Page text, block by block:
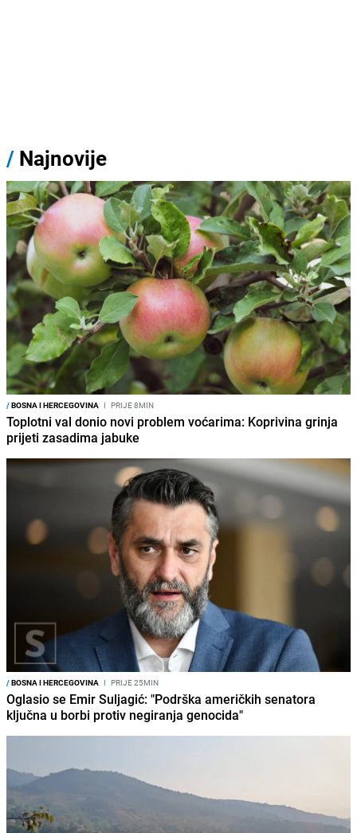
/ Najnovije
/BOSNA I HERCEGOVINA I PRIJE 8MIN
Toplotni val donio novi problem voćarima: Koprivina grinja
prijeti zasadima jabuke
/BOSNA I HERCEGOVINA I PRIJE 25MIN
Oglasio se Emir Suljagić: "Podrška američkih senatora
ključna u borbi protiv negiranja genocida"